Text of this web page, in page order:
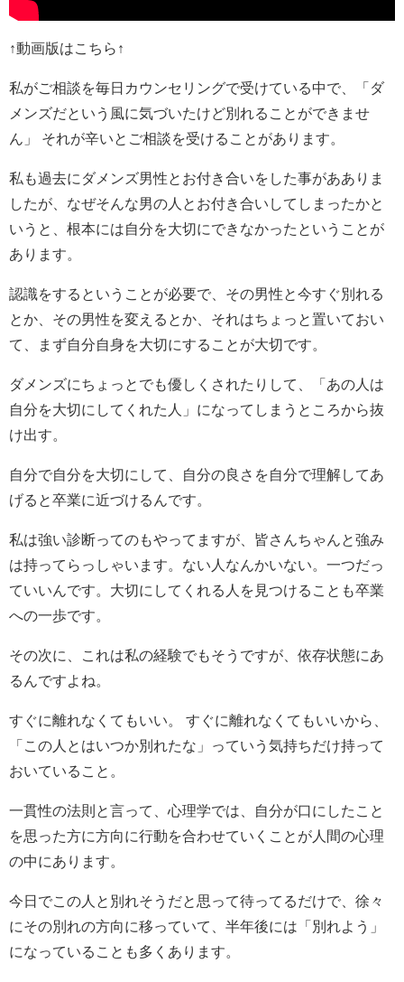
↑動画版はこちら↑
私がご相談を毎日カウンセリングで受けている中で、「ダ
メンズだという風に気づいたけど別れることができませ
ん」 それが辛いとご相談を受けることがあります。
私も過去にダメンズ男性とお付き合いをした事があありま
したが、なぜそんな男の人とお付き合いしてしまったかと
いうと、根本には自分を大切にできなかったということが
あります。
認識をするということが必要で、その男性と今すぐ別れる
とか、その男性を変えるとか、それはちょっと置いておい
て、まず自分自身を大切にすることが大切です。
ダメンズにちょっとでも優しくされたりして、「あの人は
自分を大切にしてくれた人」になってしまうところから抜
け出す。
自分で自分を大切にして、自分の良さを自分で理解してあ
げると卒業に近づけるんです。
私は強い診断ってのもやってますが、皆さんちゃんと強み
は持ってらっしゃいます。ない人なんかいない。一つだっ
ていいんです。大切にしてくれる人を見つけることも卒業
への一歩です。
その次に、これは私の経験でもそうですが、依存状態にあ
るんですよね。
すぐに離れなくてもいい。 すぐに離れなくてもいいから、
「この人とはいつか別れたな」っていう気持ちだけ持って
おいていること。
一貫性の法則と言って、心理学では、自分が口にしたこと
を思った方に方向に行動を合わせていくことが人間の心理
の中にあります。
今日でこの人と別れそうだと思って待ってるだけで、徐々
にその別れの方向に移っていて、半年後には「別れよう」
になっていることも多くあります。